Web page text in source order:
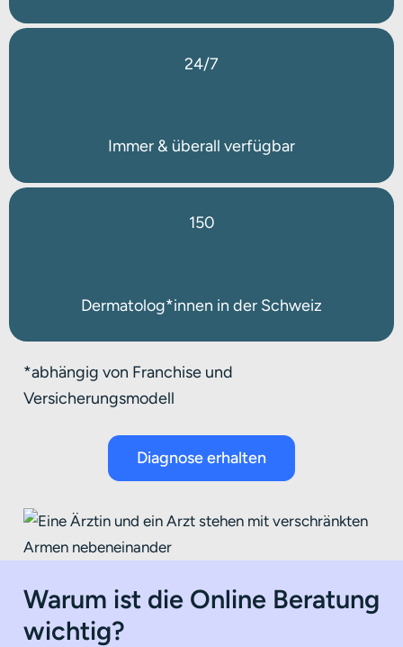
24/7
Immer & überall verfügbar
150
Dermatolog*innen in der Schweiz
*abhängig von Franchise und
Versicherungsmodell
Diagnose erhalten
Warum ist die Online Beratung
wichtig?